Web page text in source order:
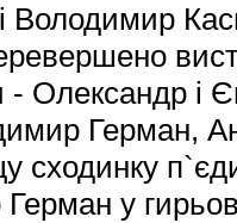
Володимир
- Олександр і
Герман,
сходинку
у